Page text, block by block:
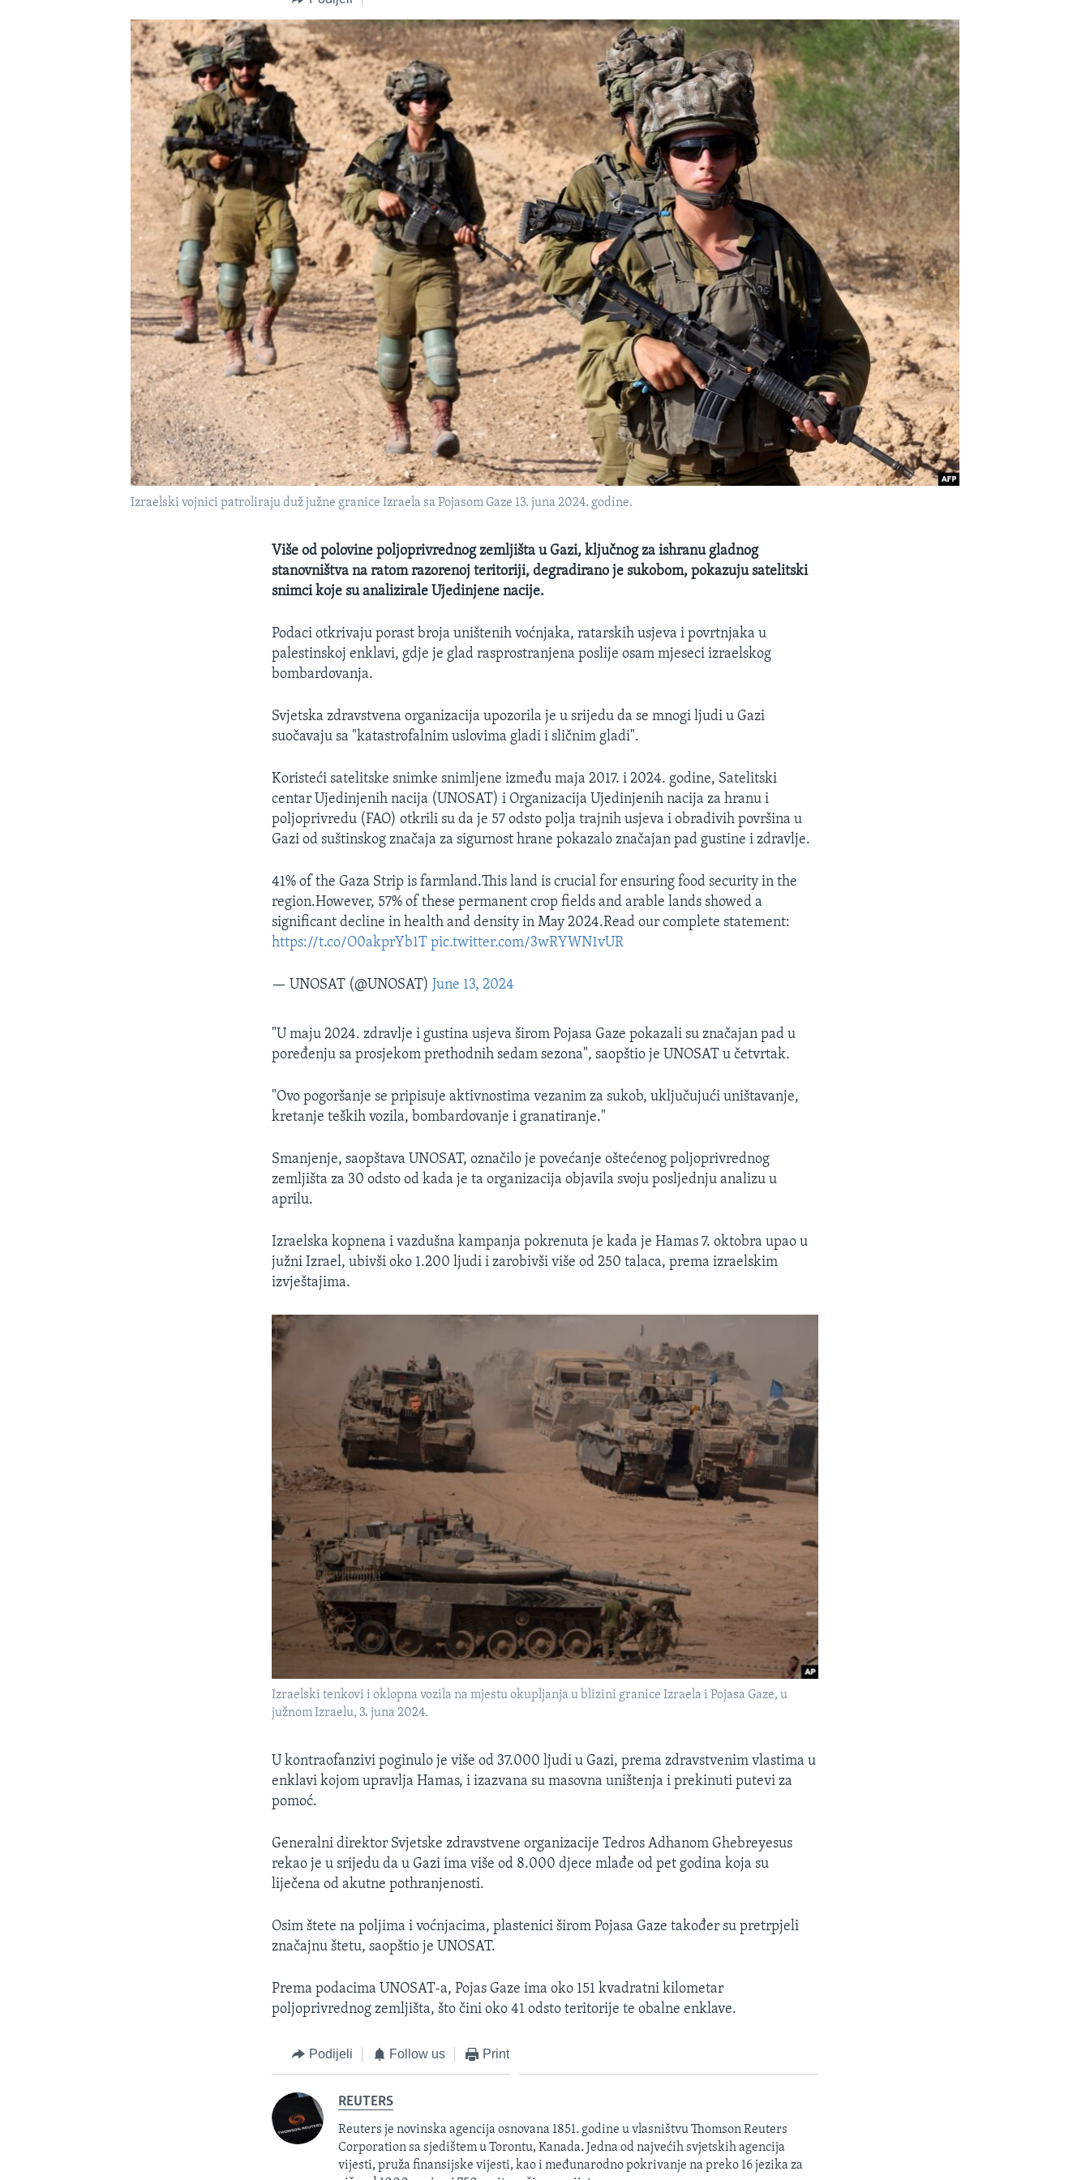
Izraelski vojnici patroliraju duž južne granice Izraela sa Pojasom Gaze 13. juna 2024. godine.
Više od polovine poljoprivrednog zemljišta u Gazi, ključnog za ishranu gladnog
stanovništva na ratom razorenoj teritoriji, degradirano je sukobom, pokazuju satelitski
snimci koje su analizirale Ujedinjene nacije.
Podaci otkrivaju porast broja uništenih voćnjaka, ratarskih usjeva i povrtnjaka u
palestinskoj enklavi, gdje je glad rasprostranjena poslije osam mjeseci izraelskog
bombardovanja.
Svjetska zdravstvena organizacija upozorila je u srijedu da se mnogi ljudi u Gazi
suočavaju sa "katastrofalnim uslovima gladi i sličnim gladi".
Koristeći satelitske snimke snimljene između maja 2017. i 2024. godine, Satelitski
centar Ujedinjenih nacija (UNOSAT) i Organizacija Ujedinjenih nacija za hranu i
poljoprivredu (FAO) otkrili su da je 57 odsto polja trajnih usjeva i obradivih površina u
Gazi od suštinskog značaja za sigurnost hrane pokazalo značajan pad gustine i zdravlje.
41% of the Gaza Strip is farmland.This land is crucial for ensuring food security in the
region.However, 57% of these permanent crop fields and arable lands showed a
significant decline in health and density in May 2024.Read our complete statement:
https://t.co/O0akprYb1T pic.twitter.com/3wRYWN1vUR
— UNOSAT (@UNOSAT) June 13, 2024
"U maju 2024. zdravlje i gustina usjeva širom Pojasa Gaze pokazali su značajan pad u
poređenju sa prosjekom prethodnih sedam sezona", saopštio je UNOSAT u četvrtak.
"Ovo pogoršanje se pripisuje aktivnostima vezanim za sukob, uključujući uništavanje,
kretanje teških vozila, bombardovanje i granatiranje."
Smanjenje, saopštava UNOSAT, označilo je povećanje oštećenog poljoprivrednog
zemljišta za 30 odsto od kada je ta organizacija objavila svoju posljednju analizu u
aprilu.
Izraelska kopnena i vazdušna kampanja pokrenuta je kada je Hamas 7. oktobra upao u
južni Izrael, ubivši oko 1.200 ljudi i zarobivši više od 250 talaca, prema izraelskim
izvještajima.
Izraelski tenkovi i oklopna vozila na mjestu okupljanja u blizini granice Izraela i Pojasa Gaze, u
južnom Izraelu, 3. juna 2024.
U kontraofanzivi poginulo je više od 37.000 ljudi u Gazi, prema zdravstvenim vlastima u
enklavi kojom upravlja Hamas, i izazvana su masovna uništenja i prekinuti putevi za
pomoć.
Generalni direktor Svjetske zdravstvene organizacije Tedros Adhanom Ghebreyesus
rekao je u srijedu da u Gazi ima više od 8.000 djece mlađe od pet godina koja su
liječena od akutne pothranjenosti.
Osim štete na poljima i voćnjacima, plastenici širom Pojasa Gaze također su pretrpjeli
značajnu štetu, saopštio je UNOSAT.
Prema podacima UNOSAT-a, Pojas Gaze ima oko 151 kvadratni kilometar
poljoprivrednog zemljišta, što čini oko 41 odsto teritorije te obalne enklave.
Podijeli Follow us Print
REUTERS
Reuters je novinska agencija osnovana 1851. godine u vlasništvu Thomson Reuters
Corporation sa sjedištem u Torontu, Kanada. Jedna od najvećih svjetskih agencija
vijesti, pruža finansijske vijesti, kao i međunarodno pokrivanje na preko 16 jezika za